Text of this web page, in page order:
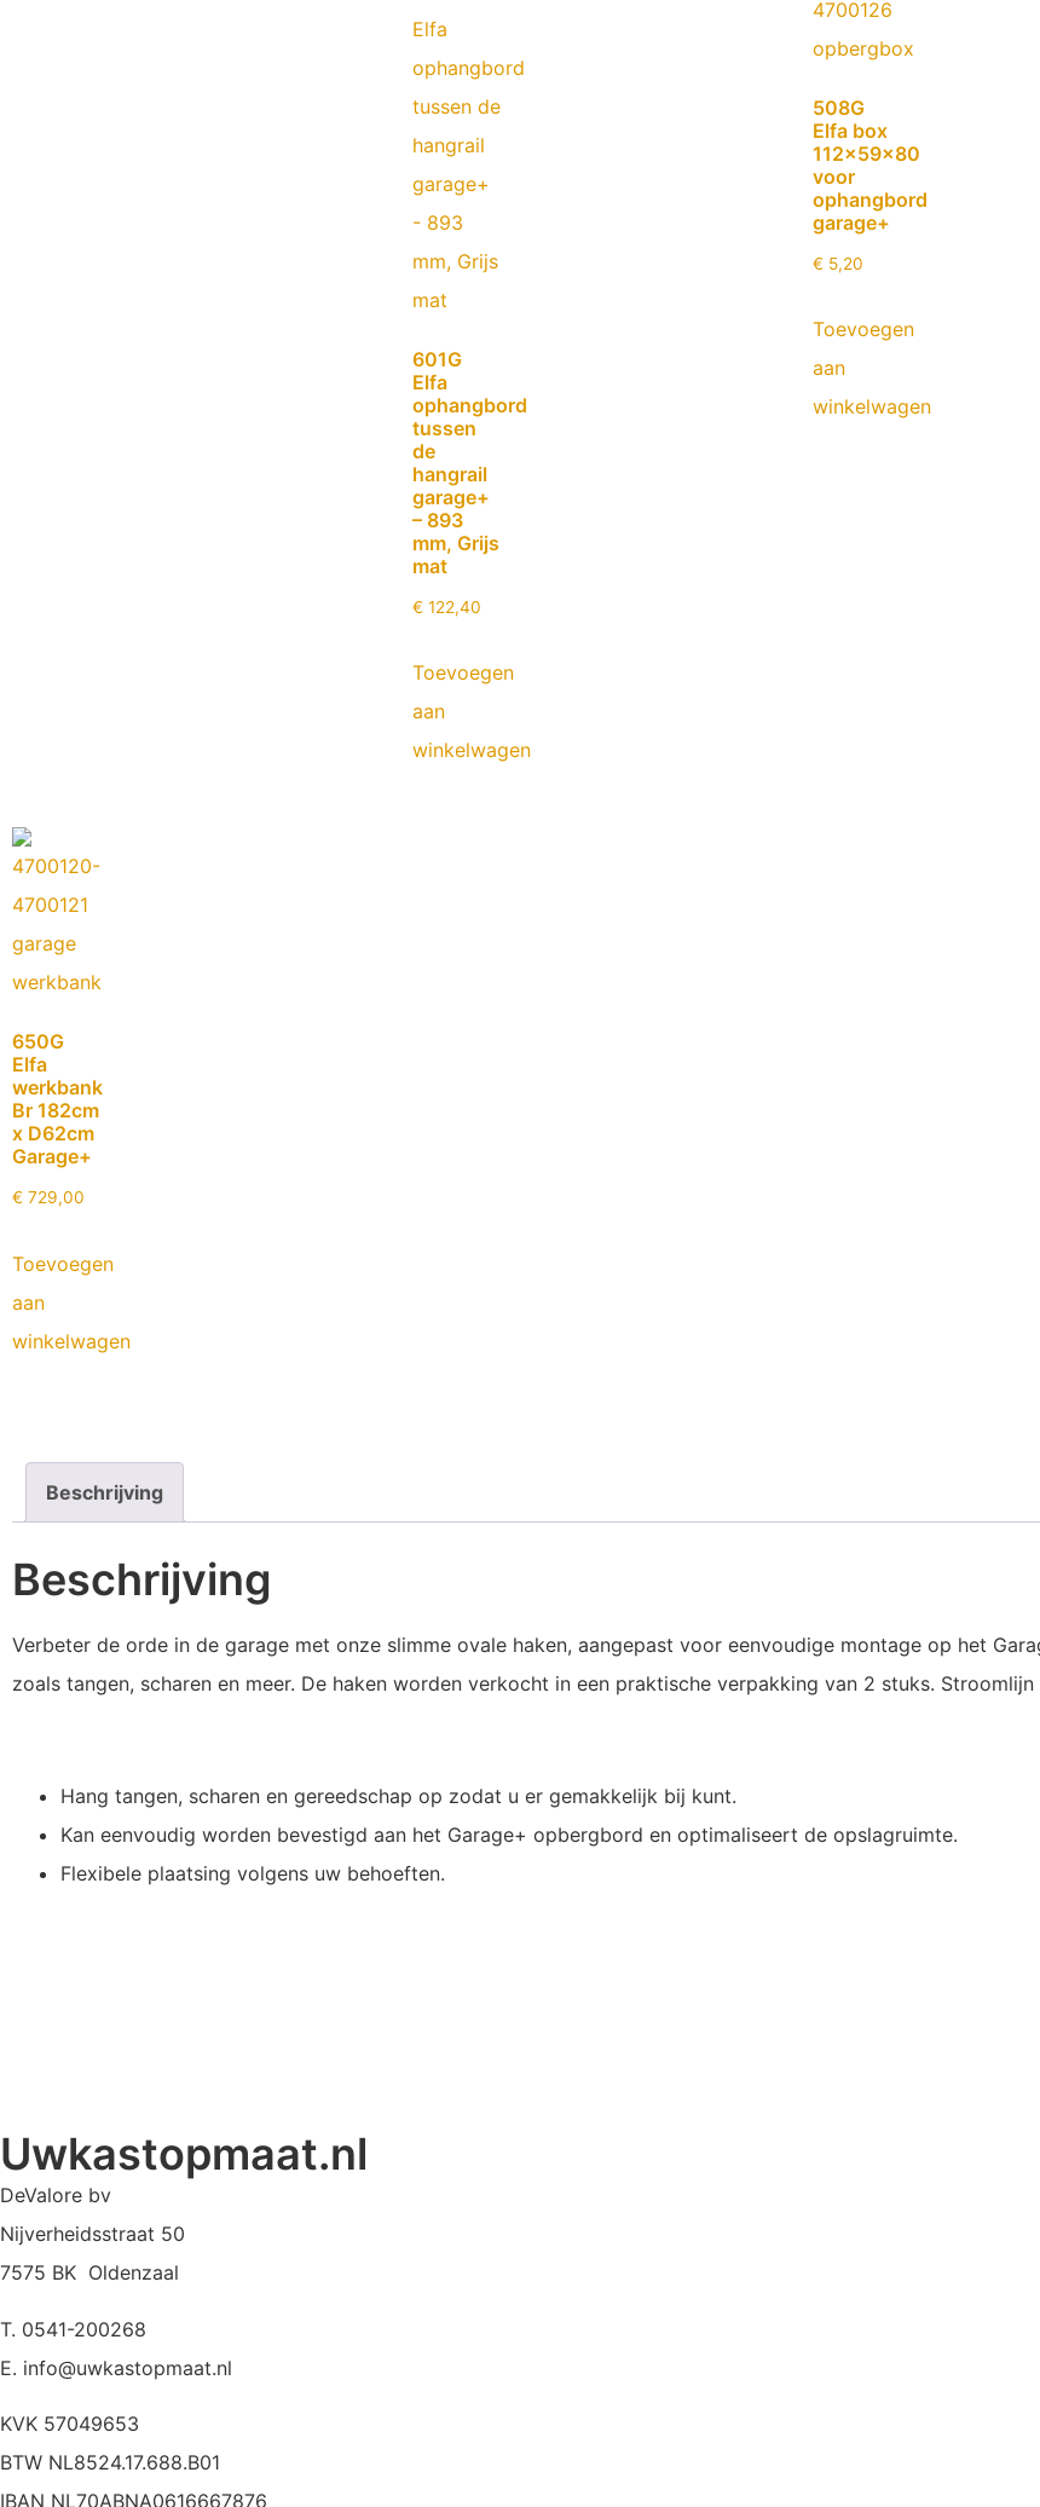
601G
Elfa
ophangbord
tussen
de
hangrail
garage+
– 893
mm, Grijs
mat
€ 122,40
Toevoegen
aan
winkelwagen
508G
Elfa box
112x59x80
voor
ophangbord
garage+
€ 5,20
Toevoegen
aan
winkelwagen
650G
Elfa
werkbank
Br 182cm
x D62cm
Garage+
€ 729,00
Toevoegen
aan
winkelwagen
Beschrijving
Beschrijving
Verbeter de orde in de garage met onze slimme ovale haken, aangepast voor eenvoudige montage op het
zoals tangen, scharen en meer. De haken worden verkocht in een praktische verpakking van 2 stuks.
Hang tangen, scharen en gereedschap op zodat u er gemakkelijk bij kunt.
Kan eenvoudig worden bevestigd aan het Garage+ opbergbord en optimaliseert de opslagruimte.
Flexibele plaatsing volgens uw behoeften.
Uwkastopmaat.nl
DeValore bv
Nijverheidsstraat 50
7575 BK Oldenzaal
T. 0541-200268
E. info@uwkastopmaat.nl
KVK 57049653
BTW NL8524.17.688.B01
IBAN NL70ABNA0616667876